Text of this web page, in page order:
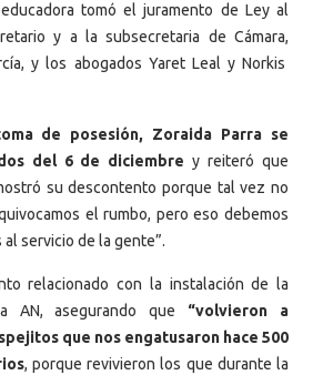
tomó el juramento de Ley al
y a la subsecretaria de Cámara,
y los abogados Yaret Leal y Norkis
de posesión, Zoraida Parra se
del 6 de diciembre y reiteró que
su descontento porque tal vez no
el rumbo, pero eso debemos
servicio de la gente”.
relacionado con la instalación de la
AN, asegurando que “volvieron a
que nos engatusaron hace 500
, porque revivieron los que durante la